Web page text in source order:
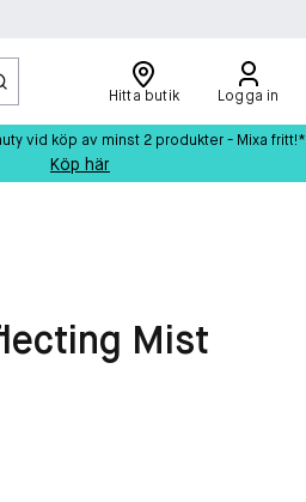
Hitta butik Logga in
vid köp av minst 2 produkter - Mixa fritt!*
Köp här
Mist